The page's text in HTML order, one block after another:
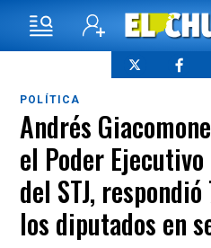
POLÍTICA
Andrés
el Poder
del STJ,
los diputados en